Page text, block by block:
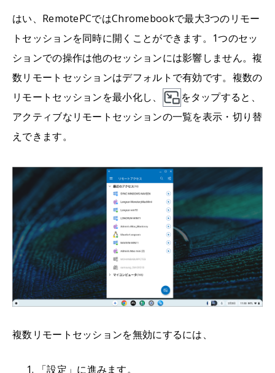
はい、RemotePCではChromebookで最大3つのリモー
トセッションを同時に開くことができます。1つのセッ
ションでの操作は他のセッションには影響しません。複
数リモートセッションはデフォルトで有効です。複数の
リモートセッションを最小化し、
をタップすると、
アクティブなリモートセッションの一覧を表示・切り替
えできます。
複数リモートセッションを無効にするには、
「設定」に進みます。